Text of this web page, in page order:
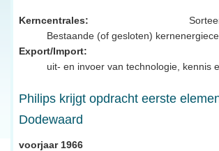
Kerncentrales:
Bestaande (of gesloten)
Export/Import:
uit- en invoer van technologie, kennis
Philips krijgt opdracht eerste
Dodewaard
voorjaar 1966